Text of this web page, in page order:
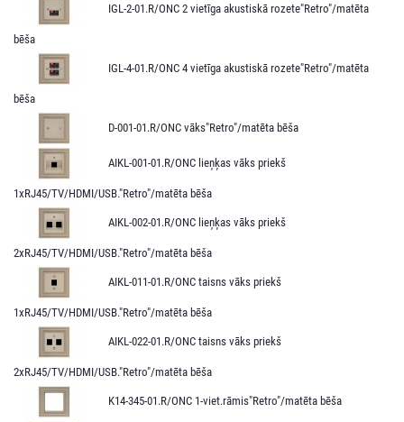
IGL-2-01.R/ONC 2 vietīga akustiskā rozete"Retro"/matēta
bēša
IGL-4-01.R/ONC 4 vietīga akustiskā rozete"Retro"/matēta
bēša
D-001-01.R/ONC vāks"Retro"/matēta bēša
AIKL-001-01.R/ONC lieņķas vāks priekš
1xRJ45/TV/HDMI/USB."Retro"/matēta bēša
AIKL-002-01.R/ONC lieņķas vāks priekš
2xRJ45/TV/HDMI/USB."Retro"/matēta bēša
AIKL-011-01.R/ONC taisns vāks priekš
1xRJ45/TV/HDMI/USB."Retro"/matēta bēša
AIKL-022-01.R/ONC taisns vāks priekš
2xRJ45/TV/HDMI/USB."Retro"/matēta bēša
K14-345-01.R/ONC 1-viet.rāmis"Retro"/matēta bēša